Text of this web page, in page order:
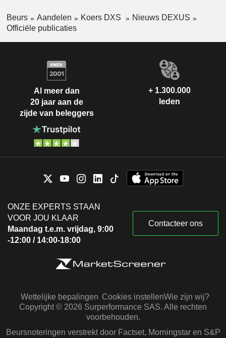
Beurs Aandelen Koers DXS
Nieuws DEXUS
Officiële publicaties
Al meer dan
20 jaar aan de
zijde van beleggers
+ 1.300.000
leden
ONZE EXPERTS STAAN
VOOR JOU KLAAR
Maandag t.e.m. vrijdag, 9:00
-12:00 / 14:00-18:00
Contacteer ons
Wettelijke bepalingen Cookies instellenWie zijn wij?
Copyright © 2026 Surperformance SAS. Alle rechten
voorbehouden.
Beursnoteringen verstrekt door Factset, Morningstar en S&P